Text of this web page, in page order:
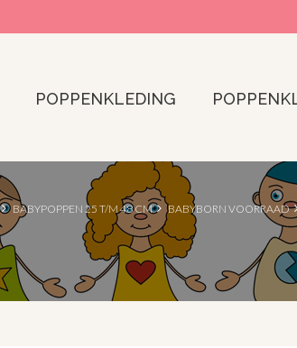
POPPENKLEDING
BABYPOPPEN 25 T/M 48 CM BABYBORN VOORRAAD